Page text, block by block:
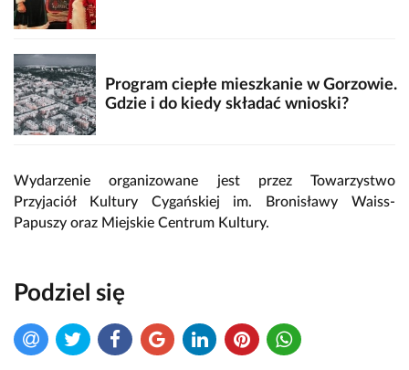
Program ciepłe mieszkanie w Gorzowie.
Gdzie i do kiedy składać wnioski?
Wydarzenie organizowane jest przez Towarzystwo
Przyjaciół Kultury Cygańskiej im. Bronisławy Waiss-
Papuszy oraz Miejskie Centrum Kultury.
Podziel się